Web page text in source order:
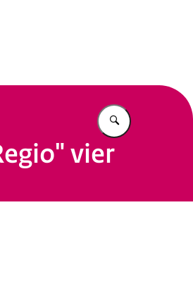
Vul in wat u
vier